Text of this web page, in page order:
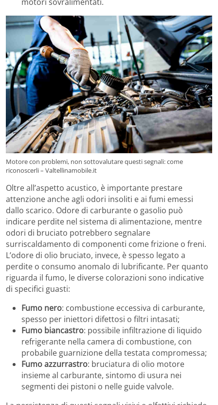
Motore con problemi, non sottovalutare questi segnali: come
riconoscerli – Valtellinamobile.it
Oltre all’aspetto acustico, è importante prestare
attenzione anche agli odori insoliti e ai fumi emessi
dallo scarico. Odore di carburante o gasolio può
indicare perdite nel sistema di alimentazione, mentre
odori di bruciato potrebbero segnalare
surriscaldamento di componenti come frizione o freni.
L’odore di olio bruciato, invece, è spesso legato a
perdite o consumo anomalo di lubrificante. Per quanto
riguarda il fumo, le diverse colorazioni sono indicative
di specifici guasti:
Fumo nero: combustione eccessiva di carburante,
spesso per iniettori difettosi o filtri intasati;
Fumo biancastro: possibile infiltrazione di liquido
refrigerante nella camera di combustione, con
probabile guarnizione della testata compromessa;
Fumo azzurrastro: bruciatura di olio motore
insieme al carburante, sintomo di usura nei
segmenti dei pistoni o nelle guide valvole.